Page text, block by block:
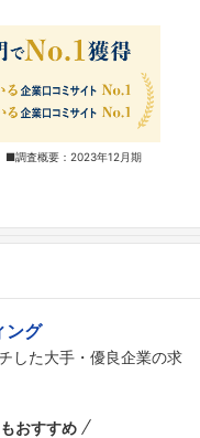
調査概要：2023年12月期
ング
した大手・優良企業の求
おすすめ